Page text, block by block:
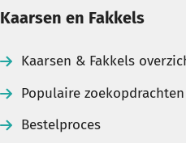
Kaarsen en Fakkels
Kaarsen & Fakkels
Populaire zoekopdrachten
Bestelproces